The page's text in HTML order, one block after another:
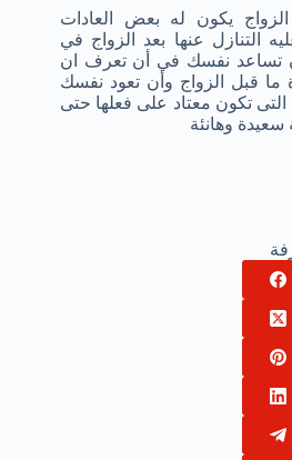
يكون له بعض العادات
التنازل عنها بعد الزواج في
تساعد نفسك في أن تعرف ان
ما قبل الزواج وأن تعود نفسك
تكون معتاد على فعلها حتى
وهانئة